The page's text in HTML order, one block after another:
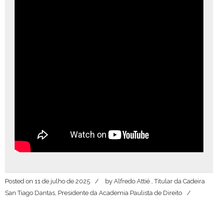
Posted on 11 de julho de 2025 by Alfredo Attié , Titular da Cadeira
San Tiago Dantas, Presidente da Academia Paulista de Direito